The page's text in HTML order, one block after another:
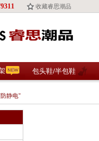
收藏睿思潮品
包头鞋/半包鞋
静电"